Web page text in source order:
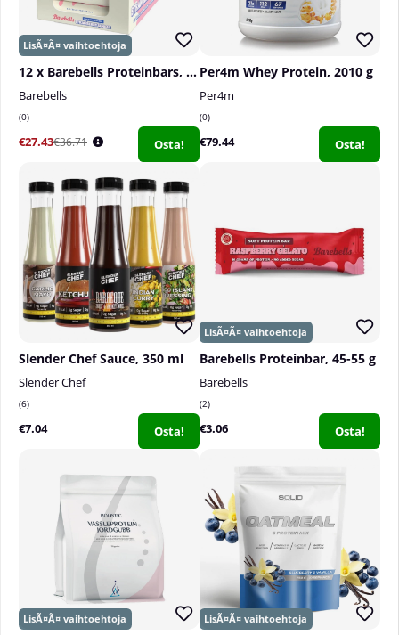
12 x Barebells Proteinbars, 55 g
Barebells
0
€27.43€36.71 Osta!
Per4m Whey Protein, 2010 g
Per4m
0
€79.44 Osta!
Slender Chef Sauce, 350 ml
Slender Chef
6
€7.04 Osta!
Barebells Proteinbar, 45-55 g
Barebells
2
€3.06 Osta!